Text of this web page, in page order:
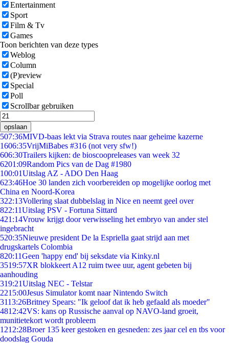
Entertainment
Sport
Film & Tv
Games
Toon berichten van deze types
Weblog
Column
(P)review
Special
Poll
Scrollbar gebruiken
opslaan
507:36MIVD-baas lekt via Strava routes naar geheime kazerne
1606:35VrijMiBabes #316 (not very sfw!)
606:30Trailers kijken: de bioscoopreleases van week 32
6201:09Random Pics van de Dag #1980
100:01Uitslag AZ - ADO Den Haag
623:46Hoe 30 landen zich voorbereiden op mogelijke oorlog met
China en Noord-Korea
322:13Vollering slaat dubbelslag in Nice en neemt geel over
822:11Uitslag PSV - Fortuna Sittard
421:14Vrouw krijgt door verwisseling het embryo van ander stel
ingebracht
520:35Nieuwe president De la Espriella gaat strijd aan met
drugskartels Colombia
820:11Geen 'happy end' bij seksdate via Kinky.nl
3519:57XR blokkeert A12 ruim twee uur, agent gebeten bij
aanhouding
319:21Uitslag NEC - Telstar
2215:00Jesus Simulator komt naar Nintendo Switch
3113:26Britney Spears: "Ik geloof dat ik heb gefaald als moeder"
4812:42VS: kans op Russische aanval op NAVO-land groeit,
munitietekort wordt probleem
1212:28Broer 135 keer gestoken en gesneden: zes jaar cel en tbs voor
doodslag Gouda